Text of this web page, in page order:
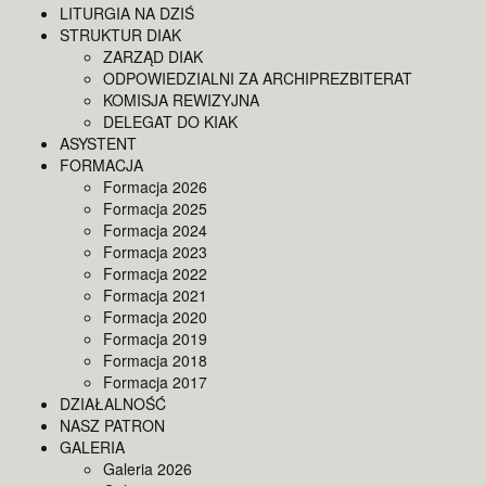
LITURGIA NA DZIŚ
STRUKTUR DIAK
ZARZĄD DIAK
ODPOWIEDZIALNI ZA ARCHIPREZBITERAT
KOMISJA REWIZYJNA
DELEGAT DO KIAK
ASYSTENT
FORMACJA
Formacja 2026
Formacja 2025
Formacja 2024
Formacja 2023
Formacja 2022
Formacja 2021
Formacja 2020
Formacja 2019
Formacja 2018
Formacja 2017
DZIAŁALNOŚĆ
NASZ PATRON
GALERIA
Galeria 2026